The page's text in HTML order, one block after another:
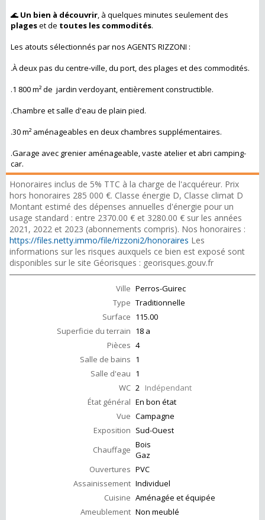
🌊 Un bien à découvrir, à quelques minutes seulement des
plageset de toutes les commodités.
Les atouts sélectionnés par nos AGENTS RIZZONI :
.À deux pas du centre-ville, du port, des plages et des commodités.
.1 800 m² de jardin verdoyant, entièrement constructible.
.Chambre et salle d'eau de plain pied.
.30 m² aménageables en deux chambres supplémentaires.
.Garage avec grenier aménageable, vaste atelier et abri camping-
car.
Honoraires inclus de 5% TTC à la charge de l'acquéreur. Prix
hors honoraires 285 000 €. Classe énergie D, Classe climat D
Montant estimé des dépenses annuelles d'énergie pour un
usage standard : entre 2370.00 € et 3280.00 € sur les années
2021, 2022 et 2023 (abonnements compris). Nos honoraires :
https://files.netty.immo/file/rizzoni2/honoraires Les
informations sur les risques auxquels ce bien est exposé sont
disponibles sur le site Géorisques : georisques.gouv.fr
Ville Perros-Guirec
Type Traditionnelle
Surface 115.00
Superficie du terrain 18 a
Pièces 4
Salle de bains 1
Salle d'eau 1
WC 2 Indépendant
État général En bon état
Vue Campagne
Exposition Sud-Ouest
Chauffage Bois
Gaz
Ouvertures PVC
Assainissement Individuel
Cuisine Aménagée et équipée
Ameublement Non meublé